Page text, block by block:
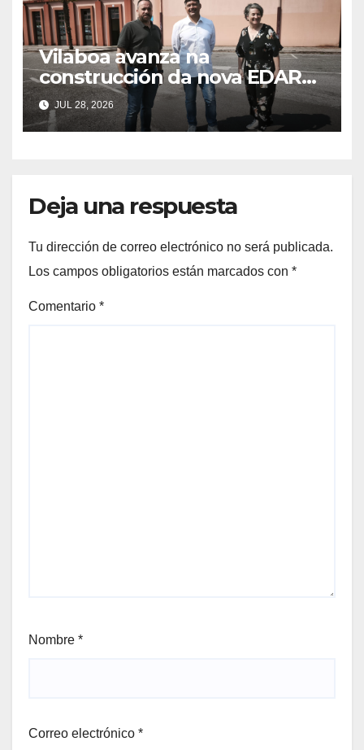
Vilaboa avanza na
construcción da nova EDAR
de Arcade nun acordo
estratéxico para o
saneamento da ría
JUL 28, 2026
Deja una respuesta
Tu dirección de correo electrónico no será publicada.
Los campos obligatorios están marcados con *
Comentario *
Nombre *
Correo electrónico *